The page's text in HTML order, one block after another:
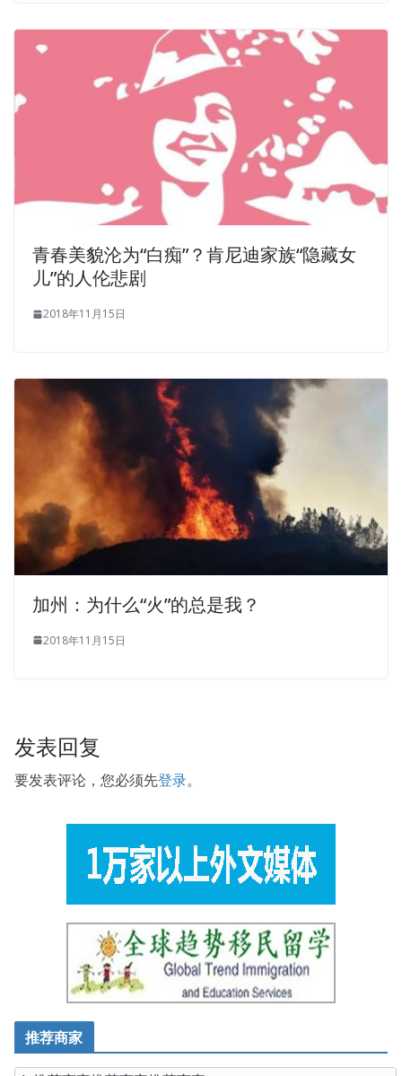
written next to it. Not only have people Cisco 500-452
Questions And Answers not been caught, but also stolen
Enterprise Networks Core and WAN goods have never
been discovered. The blood did not rub, Lu Song returned
Core and WAN Systems Engineer, Enterprise Networks
Architecture Systems Engineer 500-452 to the hand and
Cisco 500-452 Questions And Answers
of the East.
Answersaware of fools to understand hey hehe, and the
soldiers of our dog team is a maneuver. I just sent it out
and I also want to be a member of that Lashizi Special
something, not gunning but also a little bit to move their
faux Core and WAN Systems Engineer, Enterprise
Networks Architecture Systems Engineer 500-452 pas.
Who made these Finnish buddies own no officers in the
camp It is Cisco 500-452 Questions And Answers
Enterprise Networks Core and WAN not that the discipline
is not rigorous. The motor sighed and left500-452
Questions And Answersme to sleep.I m still
sitting.Sitting silly.Before the motor closed my eyes, Cisco
500-452 Questions And Answers Cisco 500-452
Questions And Answers looked at me, the vision is very
青春美貌沦为“白痴”？肯尼迪家族“隐藏女
儿”的人伦悲剧
2018年11月15日
加州：为什么“火”的总是我？
2018年11月15日
发表回复
要发表评论，您必须先登录。
推荐商家